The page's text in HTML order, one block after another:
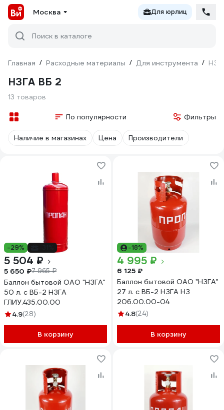
Москва Для юрлиц
Поиск в каталоге
Главная / Расходные материалы / Для инструмента /
НЗГА ВБ 2
13 товаров
По популярности Фильтры
Наличие в магазинах Цена Производители
-29%
5 504 ₽
5 650 ₽7 965 ₽
Баллон бытовой ОАО "НЗГА"
50 л. с ВБ-2 НЗГА
ГЛИУ.435.00.00
4.9(28)
В корзину
-18%
4 995 ₽
6 125 ₽
Баллон бытовой ОАО "НЗГА"
27 л. с ВБ-2 НЗГА НЗ
206.00.00-04
4.8(24)
В корзину